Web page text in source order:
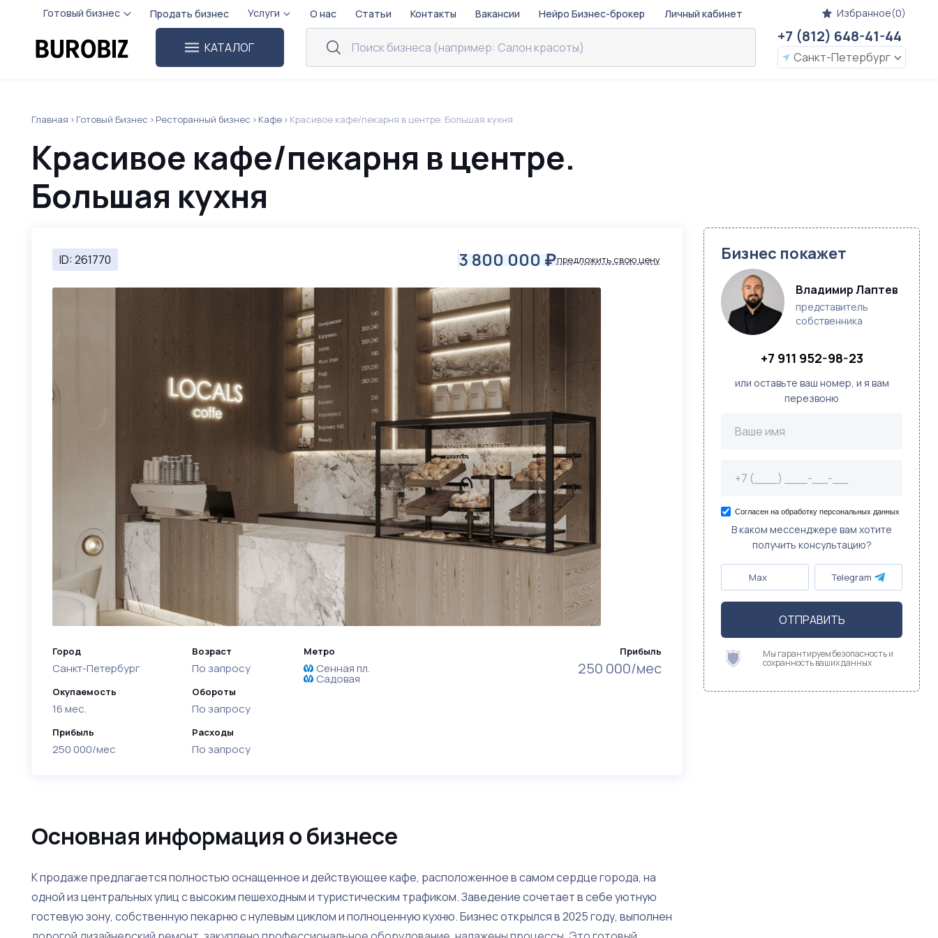
Готовый бизнес Продать бизнес Услуги О нас Статьи Контакты Вакансии Нейро Бизнес-брокер Личный кабинет Избранное(0)
КАТАЛОГ
+7 (812) 648-41-44
Санкт-Петербург
Главная Готовый Бизнес Ресторанный бизнес Кафе Красивое кафе/пекарня в центре. Большая кухня
Красивое кафе/пекарня в центре.
Большая кухня
ID: 261770 3 800 000 ₽предложить свою цену
Прибыль
250 000/мес
Город
Санкт-Петербург
Окупаемость
16 мес.
Прибыль
250 000/мес
Возраст
По запросу
Обороты
По запросу
Расходы
По запросу
Метро
Сенная пл.
Садовая
Основная информация о бизнесе
К продаже предлагается полностью оснащенное и действующее кафе, расположенное в самом сердце города, на
одной из центральных улиц с высоким пешеходным и туристическим трафиком. Заведение сочетает в себе уютную
гостевую зону, собственную пекарню с нулевым циклом и полноценную кухню. Бизнес открылся в 2025 году, выполнен
Бизнес покажет
Владимир Лаптев
представитель
собственника
+7 911 952-98-23
или оставьте ваш номер, и я вам
перезвоню
Согласен на обработку персональных данных
В каком мессенджере вам хотите
получить консультацию?
Max Telegram
ОТПРАВИТЬ
Мы гарантируем безопасность и
сохранность ваших данных